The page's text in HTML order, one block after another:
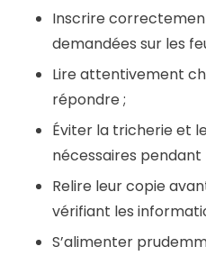
Inscrire
demandées sur les
Lire attentivement
répondre ;
Éviter la tricherie et
nécessaires pendant
Relire leur copie
vérifiant les
S’alimenter